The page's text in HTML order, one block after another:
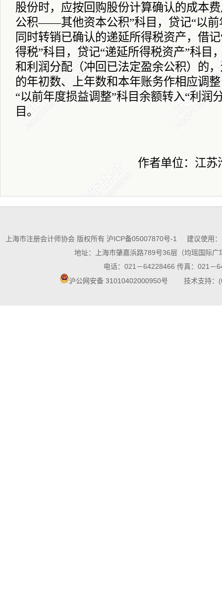
股份时，应按回购股份计算确认的成本
公积――其他资本公积”科目，贷记“以前
同时转销已确认的递延所得税资产，借
得税”科目，贷记“递延所得税资产”科目
和利润分配（冲回已法定盈余公积）的
的年初数、上年数和本年账务作相应调
“以前年度损益调整”科目余额转入“利润
目。
作者单位：江苏
上海市注册会计师协会 版权所有 沪ICP备05007870号-1 建议使用：
地址：上海市肇嘉浜路789号36层（均瑶国际广
电话：021－64228466 传真：021－
沪公网安备 31010402000950号 技术支持：